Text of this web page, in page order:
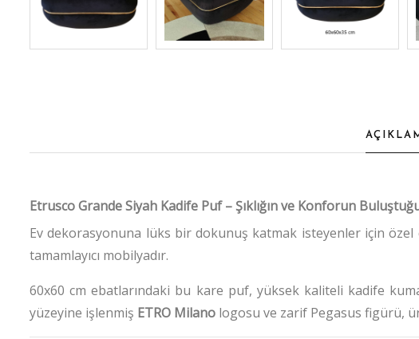
Etrusco Grande Siyah Kadife Puf – Şıklığın ve Konforun
Ev dekorasyonuna lüks bir dokunuş katmak isteyenler için
tamamlayıcı mobilyadır.
60x60 cm ebatlarındaki bu kare puf, yüksek kaliteli kadife
yüzeyine işlenmiş ETRO Milano logosu ve zarif Pegasus figürü,